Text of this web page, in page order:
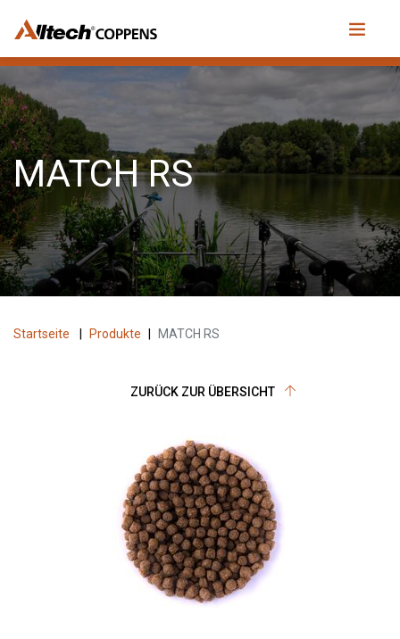
MATCH RS
Startseite Produkte MATCH RS
ZURÜCK ZUR ÜBERSICHT